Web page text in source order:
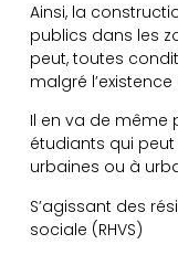
Ainsi, la
publics dans les
peut, toutes
malgré
Il en va de même
étudiants qui
urbaines ou à
S’agissant des
sociale (RHVS)